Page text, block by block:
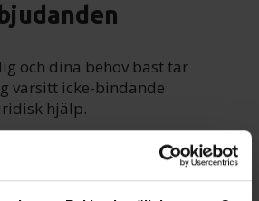
och dina behov bäst tar
varsitt icke-bindande
hjälp.